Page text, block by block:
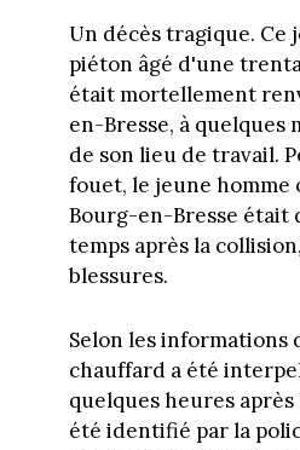
Un décès tragique. Ce
piéton âgé d'une
était mortellement
en-Bresse, à quelques
de son lieu de travail.
fouet, le jeune homme
Bourg-en-Bresse était
temps après la
blessures.
Selon les informations
chauffard a été
quelques heures
été identifié par la